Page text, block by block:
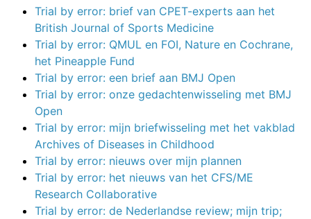
Trial by error: brief van CPET-experts aan het
British Journal of Sports Medicine
Trial by error: QMUL en FOI, Nature en Cochrane,
het Pineapple Fund
Trial by error: een brief aan BMJ Open
Trial by error: onze gedachtenwisseling met BMJ
Open
Trial by error: mijn briefwisseling met het vakblad
Archives of Diseases in Childhood
Trial by error: nieuws over mijn plannen
Trial by error: het nieuws van het CFS/ME
Research Collaborative
Trial by error: de Nederlandse review; mijn trip;